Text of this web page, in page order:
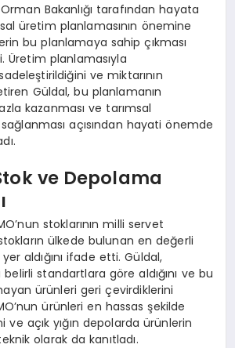
Bakanlığı tarafından hayata
üretim planlamasının önemine
bu planlamaya sahip çıkması
Üretim planlamasıyla
ve miktarının
Güldal, bu planlamanın
kazanması ve tarımsal
açısından hayati önemde
ve Depolama
stoklarının milli servet
ülkede bulunan en değerli
aldığını ifade etti. Güldal,
belirli standartlara göre aldığını ve bu
ürünleri geri çevirdiklerini
ürünleri en hassas şekilde
açık yığın depolarda ürünlerin
olarak da kanıtladı.